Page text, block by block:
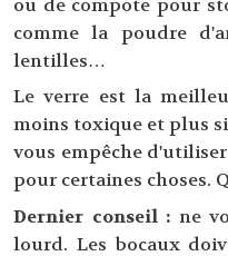
ou de compote pour
comme la poudre
lentilles…
Le verre est la
moins toxique et plus
vous empêche
pour certaines choses.
Dernier conseil : ne
lourd. Les bocaux